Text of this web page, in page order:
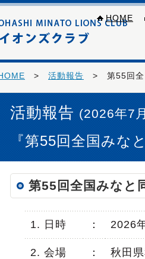
HOME
> 活動報告 > 第55回全
活動報告 (2026年7
『第55回全国みな
第55回全国みなと
1. 日時 ： 2026
2. 会場 ： 秋田